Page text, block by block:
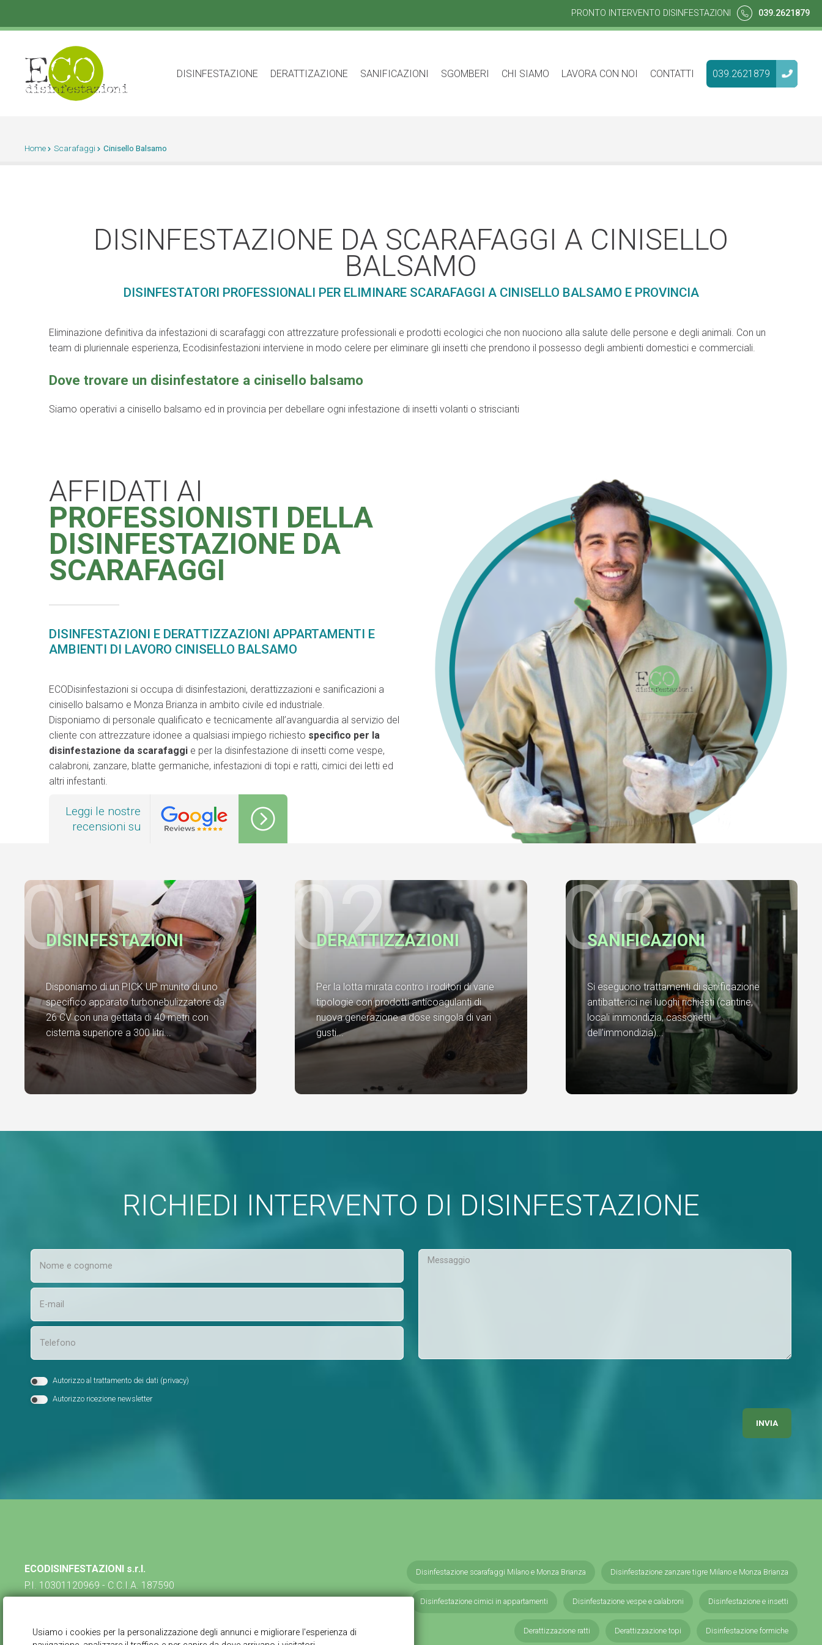
PRONTO INTERVENTO DISINFESTAZIONI 039.2621879
039.2621879
DISINFESTAZIONE DERATTIZAZIONE SANIFICAZIONI SGOMBERI CHI SIAMO LAVORA CON NOI CONTATTI
Home Scarafaggi Cinisello Balsamo
DISINFESTAZIONE DA SCARAFAGGI A CINISELLO
BALSAMO
DISINFESTATORI PROFESSIONALI PER ELIMINARE SCARAFAGGI A CINISELLO BALSAMO E PROVINCIA
Eliminazione definitiva da infestazioni di scarafaggi con attrezzature professionali e prodotti ecologici che non nuociono alla salute delle persone e degli animali. Con un
team di pluriennale esperienza, Ecodisinfestazioni interviene in modo celere per eliminare gli insetti che prendono il possesso degli ambienti domestici e commerciali.
Dove trovare un disinfestatore a cinisello balsamo
Siamo operativi a cinisello balsamo ed in provincia per debellare ogni infestazione di insetti volanti o striscianti
AFFIDATI AI
PROFESSIONISTI DELLA
DISINFESTAZIONE DA
SCARAFAGGI
DISINFESTAZIONI E DERATTIZZAZIONI APPARTAMENTI E
AMBIENTI DI LAVORO CINISELLO BALSAMO
ECODisinfestazioni si occupa di disinfestazioni, derattizzazioni e sanificazioni a
cinisello balsamo e Monza Brianza in ambito civile ed industriale.
Disponiamo di personale qualificato e tecnicamente all’avanguardia al servizio del
cliente con attrezzature idonee a qualsiasi impiego richiesto specifico per la
disinfestazione da scarafaggi e per la disinfestazione di insetti come vespe,
calabroni, zanzare, blatte germaniche, infestazioni di topi e ratti, cimici dei letti ed
altri infestanti.
Leggi le nostre
recensioni su
01.
DISINFESTAZIONI
Disponiamo di un PICK UP munito di uno
specifico apparato turbonebulizzatore da
26 CV con una gettata di 40 metri con
cisterna superiore a 300 litri...
02.
DERATTIZZAZIONI
Per la lotta mirata contro i roditori di varie
tipologie con prodotti anticoagulanti di
nuova generazione a dose singola di vari
gusti...
03.
SANIFICAZIONI
Si eseguono trattamenti di sanificazione
antibatterici nei luoghi richiesti (cantine,
locali immondizia, cassonetti
dell’immondizia)...
RICHIEDI INTERVENTO DI DISINFESTAZIONE
Autorizzo al trattamento dei dati (privacy)
Autorizzo ricezione newsletter
ECODISINFESTAZIONI s.r.l.
P.I. 10301120969 - C.C.I.A. 187590
Disinfestazione zanzare tigre Milano e Monza Brianza
Disinfestazione scarafaggi Milano e Monza Brianza
Disinfestazione e insetti
Disinfestazione vespe e calabroni
Disinfestazione cimici in appartamenti
Disinfestazione formiche
Derattizzazione topi
Derattizzazione ratti